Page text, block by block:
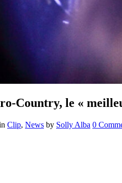
Country, le «
Clip, News by Solly Alba 0